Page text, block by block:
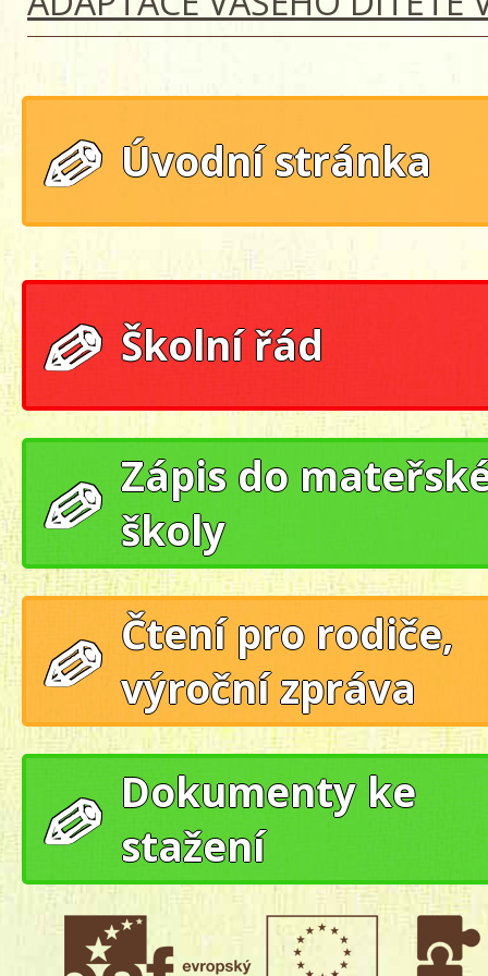
Úvodní stránka
Školní řád
Zápis do
školy
Čtení pro rodiče,
výroční zpráva
Dokumenty ke
stažení